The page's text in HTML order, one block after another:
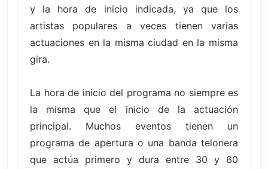
y la hora de inicio indicada, ya que los
artistas populares a veces tienen varias
actuaciones en la misma ciudad en la misma
gira.
La hora de inicio del programa no siempre es
la misma que el inicio de la actuación
principal. Muchos eventos tienen un
programa de apertura o una banda telonera
que actúa primero y dura entre 30 y 60